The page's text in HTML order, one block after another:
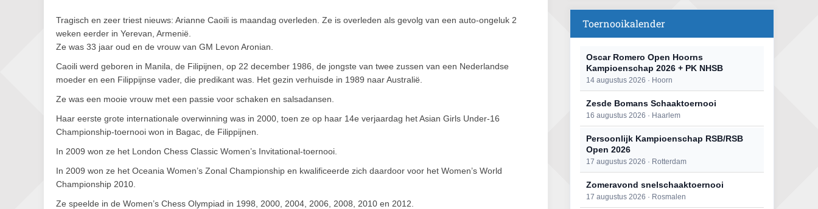
Tragisch en zeer triest nieuws: Arianne Caoili is maandag overleden. Ze is overleden als gevolg van een auto-ongeluk 2
weken eerder in Yerevan, Armenië.
Ze was 33 jaar oud en de vrouw van GM Levon Aronian.
Caoili werd geboren in Manila, de Filipijnen, op 22 december 1986, de jongste van twee zussen van een Nederlandse
moeder en een Filippijnse vader, die predikant was. Het gezin verhuisde in 1989 naar Australië.
Ze was een mooie vrouw met een passie voor schaken en salsadansen.
Haar eerste grote internationale overwinning was in 2000, toen ze op haar 14e verjaardag het Asian Girls Under-16
Championship-toernooi won in Bagac, de Filippijnen.
In 2009 won ze het London Chess Classic Women’s Invitational-toernooi.
In 2009 won ze het Oceania Women’s Zonal Championship en kwalificeerde zich daardoor voor het Women’s World
Championship 2010.
Ze speelde in de Women’s Chess Olympiad in 1998, 2000, 2004, 2006, 2008, 2010 en 2012.
Toernooikalender
Oscar Romero Open Hoorns
Kampioenschap 2026 + PK NHSB
14 augustus 2026 · Hoorn
Zesde Bomans Schaaktoernooi
16 augustus 2026 · Haarlem
Persoonlijk Kampioenschap RSB/RSB
Open 2026
17 augustus 2026 · Rotterdam
Zomeravond snelschaaktoernooi
17 augustus 2026 · Rosmalen